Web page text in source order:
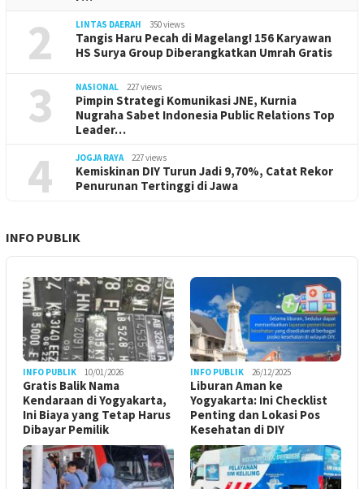
2 LINTAS DAERAH 350 views
Tangis Haru Pecah di Magelang! 156 Karyawan
HS Surya Group Diberangkatkan Umrah Gratis
3 NASIONAL 227 views
Pimpin Strategi Komunikasi JNE, Kurnia
Nugraha Sabet Indonesia Public Relations Top
Leader…
4 JOGJA RAYA 227 views
Kemiskinan DIY Turun Jadi 9,70%, Catat Rekor
Penurunan Tertinggi di Jawa
INFO PUBLIK
INFO PUBLIK 10/01/2026
Gratis Balik Nama
Kendaraan di Yogyakarta,
Ini Biaya yang Tetap Harus
Dibayar Pemilik
INFO PUBLIK 26/12/2025
Liburan Aman ke
Yogyakarta: Ini Checklist
Penting dan Lokasi Pos
Kesehatan di DIY